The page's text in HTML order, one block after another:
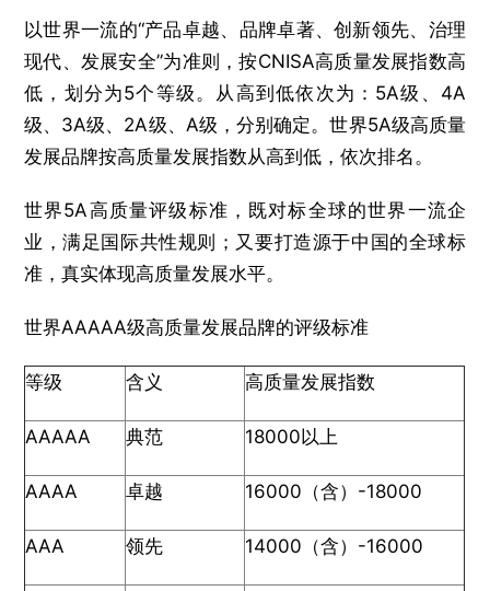
以世界一流的“产品卓越、品牌卓著、创新领先、治理
现代、发展安全”为准则，按CNISA高质量发展指数高
低，划分为5个等级。从高到低依次为：5A级、4A
级、3A级、2A级、A级，分别确定。世界5A级高质量
发展品牌按高质量发展指数从高到低，依次排名。
世界5A高质量评级标准，既对标全球的世界一流企
业，满足国际共性规则；又要打造源于中国的全球标
准，真实体现高质量发展水平。
世界AAAAA级高质量发展品牌的评级标准
等级 含义 高质量发展指数
AAAAA 典范 18000以上
AAAA 卓越 16000（含）-18000
AAA 领先 14000（含）-16000